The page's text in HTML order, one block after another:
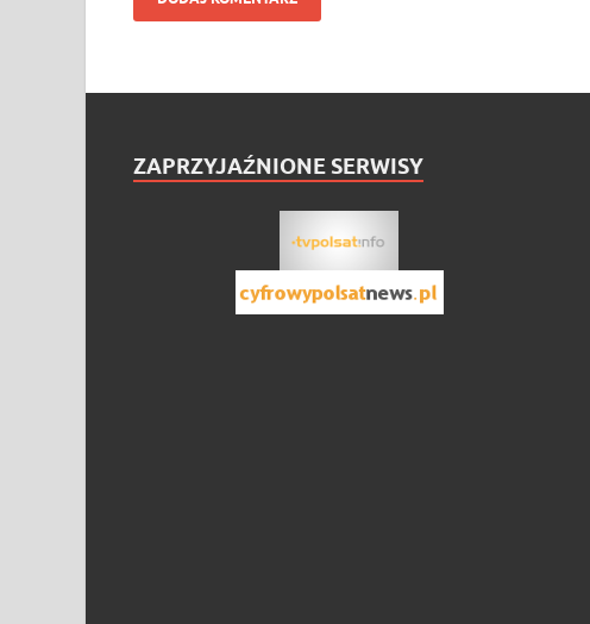
ZAPRZYJAŹNIONE SERWISY